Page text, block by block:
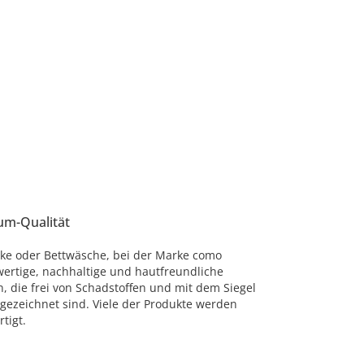
Qualität
oder Bettwäsche, bei der Marke como
nachhaltige und hautfreundliche
die frei von Schadstoffen und mit dem Siegel
sind. Viele der Produkte werden